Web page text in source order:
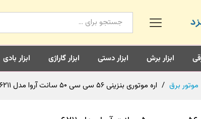
همه محصولات
ابزار برش ابزار دستی ابزار گاراژی ابزار بادی
موتور برق / اره موتوری بنزینی ۵۶ سی سی ۵۰ سانت آروا مدل ۶۲۱۱